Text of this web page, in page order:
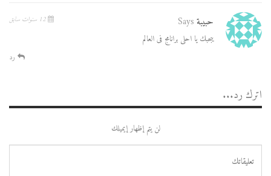
حبيبةSays
يبحبك يا احلى برانامج فى العالم
رد
اترك رد...
لن يتم إظهار إيميلك